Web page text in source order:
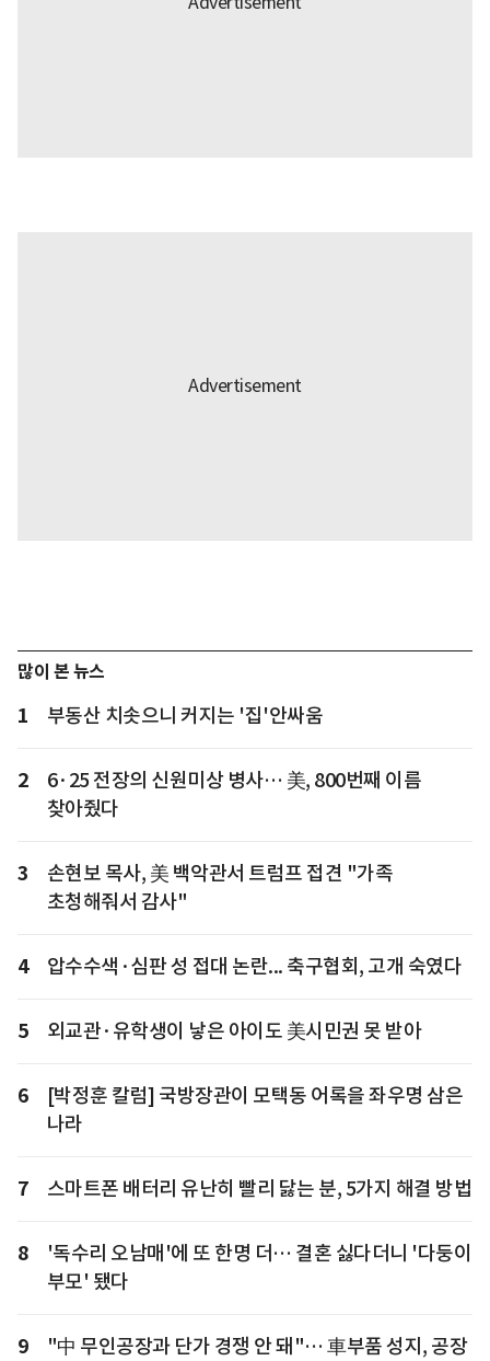
많이 본 뉴스
1 부동산 치솟으니 커지는 '집'안싸움
2
6·25 전장의 신원미상 병사… 美, 800번째 이름
찾아줬다
3
손현보 목사, 美 백악관서 트럼프 접견 "가족
초청해줘서 감사"
4 압수수색·심판 성 접대 논란... 축구협회, 고개 숙였다
5 외교관·유학생이 낳은 아이도 美시민권 못 받아
6
[박정훈 칼럼] 국방장관이 모택동 어록을 좌우명 삼은
나라
7 스마트폰 배터리 유난히 빨리 닳는 분, 5가지 해결 방법
8
'독수리 오남매'에 또 한명 더… 결혼 싫다더니 '다둥이
부모' 됐다
9
"中 무인공장과 단가 경쟁 안 돼"… 車부품 성지, 공장